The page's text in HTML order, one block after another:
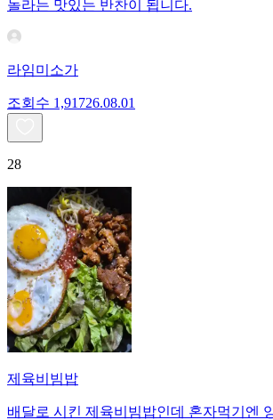
놀라는 맛있는 반찬이 됩니다.
라임미소가
조회수 1,91726.08.01
28
제육비빔밥
배달로 시킨 제육비빔밥인데 혼자먹기엔